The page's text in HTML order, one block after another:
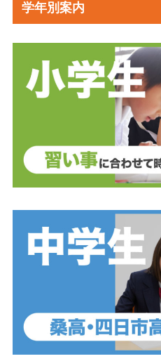
学年別案内